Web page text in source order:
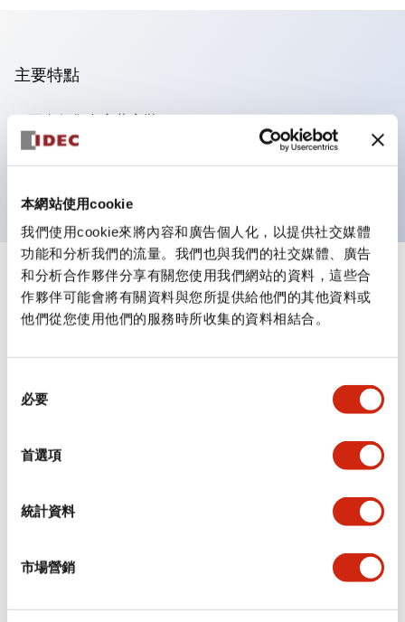
本網站使用cookie
我們使用cookie來將內容和廣告個人化，以提供社交媒體
功能和分析我們的流量。我們也與我們的社交媒體、廣告
和分析合作夥伴分享有關您使用我們網站的資料，這些合
作夥伴可能會將有關資料與您所提供給他們的其他資料或
他們從您使用他們的服務時所收集的資料相結合。
必要
首選項
統計資料
市場營銷
主要特點
可進行集合密著安裝
附鎖選擇開關採用高安全性的彈子鎖結構
規格 顯示全部
審美規範
安裝和安裝規範